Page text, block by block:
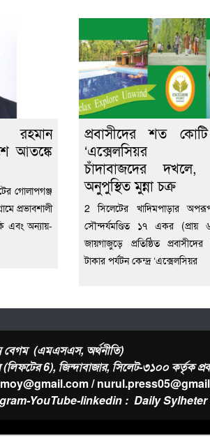
রহমান
আতঙ্কে
গোলাপগঞ্জ
প্রভাবশালী
এবং অন্যায়-
প্রবাসীদের শত
‘এক্সেলসিয়র
চাঁদাবাজদের দখলে,
অনুপুস্থিত মুন্না চক্র
2 সিলেটের খাদিমপাড়ার
সৌন্দর্যমণ্ডিত ১৭ একর (প্রায়
জায়গাজুড়ে প্রতিষ্ঠিত
টাকার পর্যটন কেন্দ্র ‘এক্সেলসিয়র
বেগম (এমএসএস, অর্থনীতি)
(লিফটের 6), জিন্দাবাজার, সিলেট-৩১০০ কর্তৃক
/
YouTube-linkedin : Daily